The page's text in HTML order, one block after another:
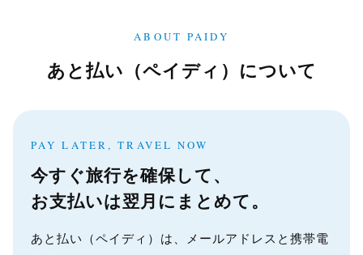
ABOUT PAIDY
あと払い（ペイディ）について
PAY LATER, TRAVEL NOW
今すぐ旅行を確保して、
お支払いは翌月にまとめて。
あと払い（ペイディ）は、メールアドレスと携帯電